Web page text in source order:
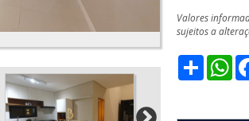
Valores
sujeitos a
Share